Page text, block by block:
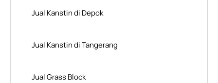
Jual Kanstin di Depok
Jual Kanstin di Tangerang
Jual Grass Block